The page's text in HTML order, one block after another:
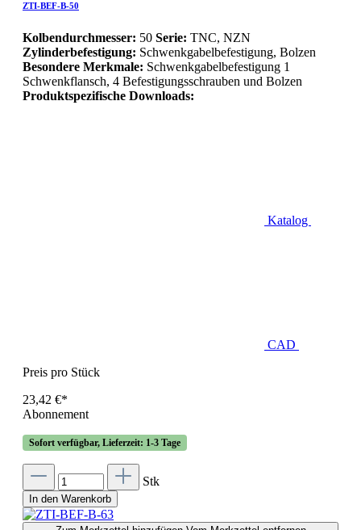
ZTI-BEF-B-50
Kolbendurchmesser: 50 Serie: TNC, NZN
Zylinderbefestigung: Schwenkgabelbefestigung, Bolzen
Besondere Merkmale: Schwenkgabelbefestigung 1
Schwenkflansch, 4 Befestigungsschrauben und Bolzen
Produktspezifische Downloads:
Katalog
CAD
Preis pro Stück
23,42 €*
Abonnement
Sofort verfügbar, Lieferzeit: 1-3 Tage
Stk
In den Warenkorb